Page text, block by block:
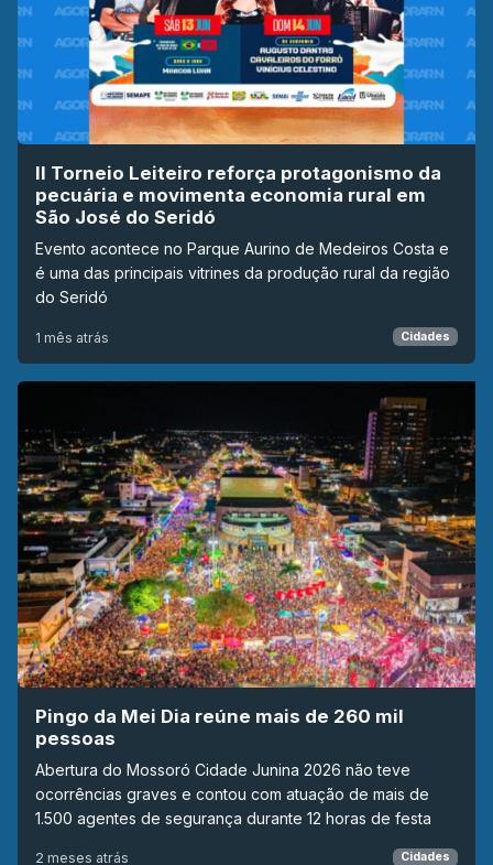
II Torneio Leiteiro reforça protagonismo da
pecuária e movimenta economia rural em
São José do Seridó
Evento acontece no Parque Aurino de Medeiros Costa e
é uma das principais vitrines da produção rural da região
do Seridó
1 mês atrás Cidades
Pingo da Mei Dia reúne mais de 260 mil
pessoas
Abertura do Mossoró Cidade Junina 2026 não teve
ocorrências graves e contou com atuação de mais de
1.500 agentes de segurança durante 12 horas de festa
2 meses atrás Cidades